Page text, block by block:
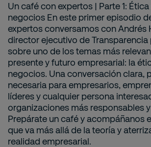
Un café con expertos | Parte 1:
negocios En este primer episodio
expertos conversamos con Andrés
director ejecutivo de
sobre uno de los temas más
presente y futuro empresarial: la
negocios. Una conversación clara,
necesaria para empresarios,
líderes y cualquier persona
organizaciones más responsables
Prepárate un café y acompáñanos
que va más allá de la teoría y
realidad empresarial.